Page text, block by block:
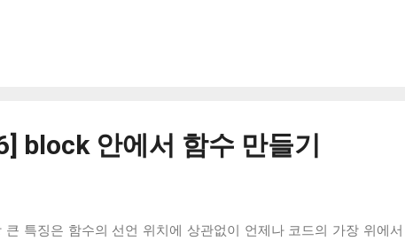
보장하기 때문이다. Symbol 타입은 immutability와 unique 함이 보
성하여, 저장한 뒤 돌려준다. 주의해야 할 것은 Symbol.for(key) 함수
block 안에서 함수 만들기
큰 특징은 함수의 선언 위치에 상관없이 언제나 코드의 가장 위에